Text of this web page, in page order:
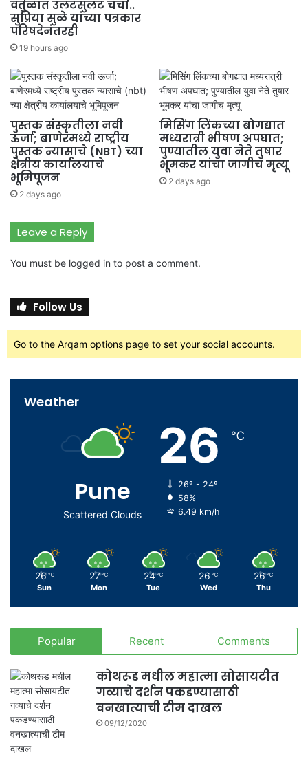
वर्तुळात उलटसुलट चर्चा..
सुप्रिया सुळे यांच्या पत्रकार
परिषदेनंतरही
19 hours ago
पुस्तक संस्कृतीला नवी
ऊर्जा; बाणेरमध्ये राष्ट्रीय
पुस्तक न्यासाचे (NBT) च्या
क्षेत्रीय कार्यालयाचे
भूमिपूजन
2 days ago
मिसिंग लिंकच्या बोगद्यात
मध्यरात्री भीषण अपघात;
पुण्यातील युवा नेते तुषार
भूमकर यांचा जागीच मृत्यू
2 days ago
Leave a Reply
You must be logged in to post a comment.
Follow Us
Go to the Arqam options page to set your social accounts.
Weather
Pune
Scattered Clouds
26 ℃
26º - 24º
58%
6.49 km/h
26 ℃
Sun
27 ℃
Mon
24 ℃
Tue
26 ℃
Wed
26 ℃
Thu
Popular Recent Comments
कोथरूड मधील महात्मा सोसायटीत
गव्याचे दर्शन पकडण्यासाठी
वनखात्याची टीम दाखल
09/12/2020